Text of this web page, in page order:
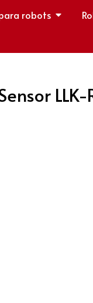
robots